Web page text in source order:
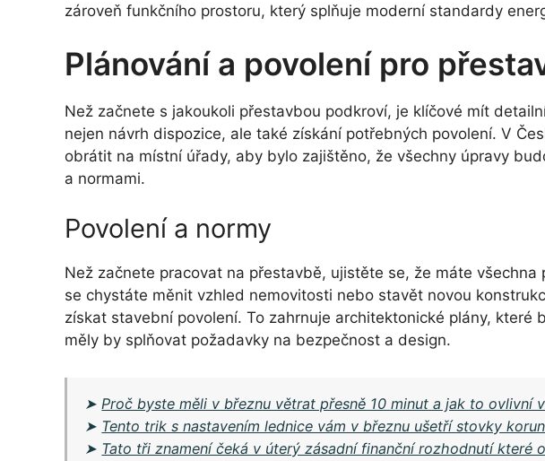
zároveň funkčního prostoru, který splňuje moderní standardy
Plánování a povolení pro
Než začnete s jakoukoli přestavbou podkroví, je klíčové mít
nejen návrh dispozice, ale také získání potřebných povolení. V
obrátit na místní úřady, aby bylo zajištěno, že všechny úpravy
a normami.
Povolení a normy
Než začnete pracovat na přestavbě, ujistěte se, že máte všechna
se chystáte měnit vzhled nemovitosti nebo stavět novou
získat stavební povolení. To zahrnuje architektonické plány, které
měly by splňovat požadavky na bezpečnost a design.
➤Proč byste měli v březnu větrat přesně 10 minut a jak to ovlivní
➤ Tento trik s nastavením lednice vám v březnu ušetří stovky
➤ Tato tři znamení čeká v úterý zásadní finanční rozhodnutí které